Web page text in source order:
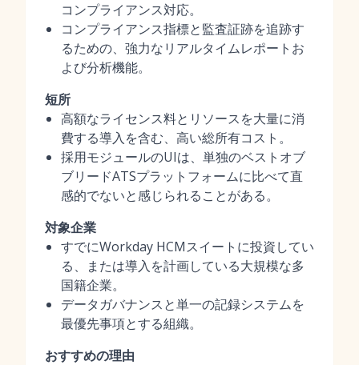
コンプライアンス対応。
コンプライアンス指標と監査証跡を追跡す
るための、強力なリアルタイムレポートお
よび分析機能。
短所
高額なライセンス料とリソースを大量に消
費する導入を含む、高い総所有コスト。
採用モジュールのUIは、単独のベストオブ
ブリードATSプラットフォームに比べて直
感的でないと感じられることがある。
対象企業
すでにWorkday HCMスイートに投資してい
る、または導入を計画している大規模な多
国籍企業。
データガバナンスと単一の記録システムを
最優先事項とする組織。
おすすめの理由